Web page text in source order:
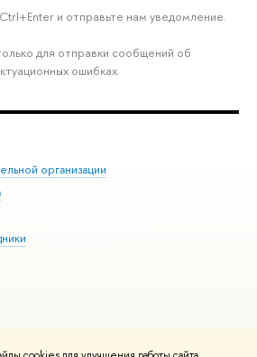
и отправьте нам уведомление.
для отправки сообщений об
ошибках.
организации
возможностями